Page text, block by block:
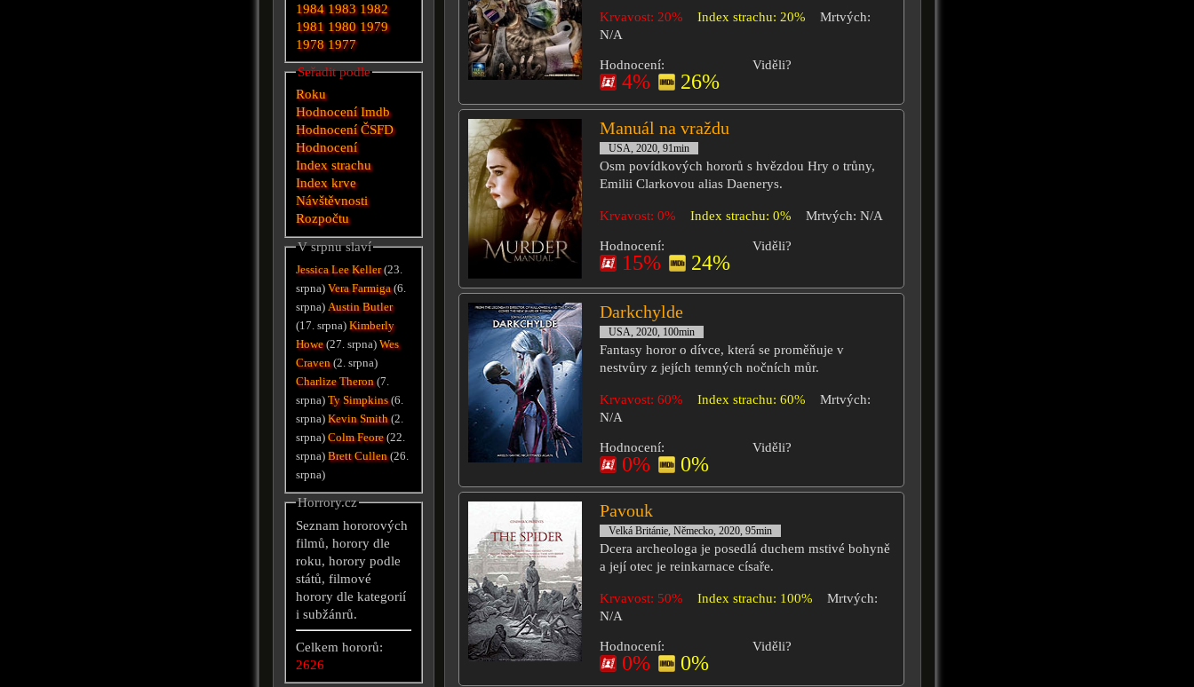
Krvavost: 20% Index strachu: 20%
Mrtvých:
N/A
Hodnocení:
4% 26%
Viděli?
Manuál na vraždu
USA, 2020, 91min
Osm povídkových hororů s hvězdou Hry o trůny,
Emilii Clarkovou alias Daenerys.
Krvavost: 0% Index strachu: 0% Mrtvých: N/A
Hodnocení:
15% 24%
Viděli?
Darkchylde
USA, 2020, 100min
Fantasy horor o dívce, která se proměňuje v
nestvůry z jejích temných nočních můr.
Krvavost: 60% Index strachu: 60%
Mrtvých:
N/A
Hodnocení:
0% 0%
Viděli?
Pavouk
Velká Británie, Německo, 2020, 95min
Dcera archeologa je posedlá duchem mstivé bohyně
a její otec je reinkarnace císaře.
Krvavost: 50% Index strachu: 100%
Mrtvých:
N/A
Hodnocení:
0% 0%
Viděli?
1984 1983 1982
1981 1980 1979
1978 1977
Seřadit podle
Roku
Hodnocení Imdb
Hodnocení ČSFD
Hodnocení
Index strachu
Index krve
Návštěvnosti
Rozpočtu
V srpnu slaví
Jessica Lee Keller(23.
srpna)Vera Farmiga(6.
srpna)Austin Butler
(17. srpna)Kimberly
Howe(27. srpna)Wes
Craven(2. srpna)
Charlize Theron(7.
srpna)Ty Simpkins(6.
srpna)Kevin Smith(2.
srpna)Colm Feore(22.
srpna)Brett Cullen(26.
srpna)
Horrory.cz
Seznam hororových
filmů, horory dle
roku, horory podle
států, filmové
horory dle kategorií
i subžánrů.
Celkem hororů:
2626